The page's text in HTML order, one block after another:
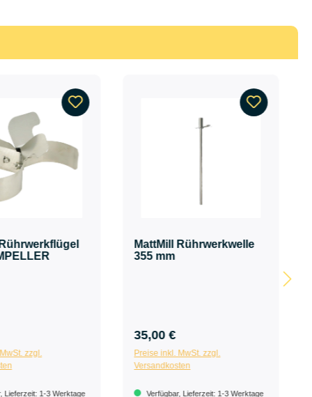
zzgl.
Lieferzeit: 1-3 Werktage
MattMill Rührwerkwelle
355 mm
35,00 €
Preise inkl. MwSt. zzgl.
Versandkosten
Verfügbar, Lieferzeit: 1-3 Werktage